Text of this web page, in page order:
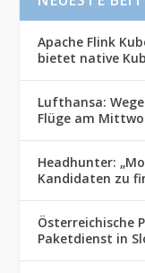
Apache Flink
bietet native
Lufthansa:
Flüge am
Headhunter:
Kandidaten zu
Österreichische
Paketdienst in